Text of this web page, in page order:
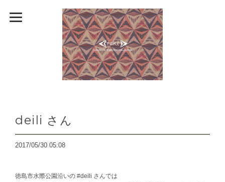
deili さん
2017/05/30 05:08
徳島市水際公園沿いの #deili さんでは